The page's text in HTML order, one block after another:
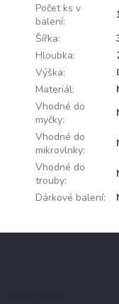
Počet ks v
balení:
Šířka:
Hloubka:
Výška:
Materiál:
Vhodné do
myčky:
Vhodné do
mikrovlnky:
Vhodné do
trouby:
Dárkové balení:
Z